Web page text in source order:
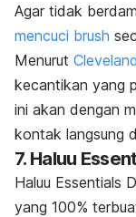
Agar tidak
mencuci brush
Menurut
kecantikan yang
ini akan dengan
kontak langsung
7. Haluu
Haluu Essentials
yang 100%